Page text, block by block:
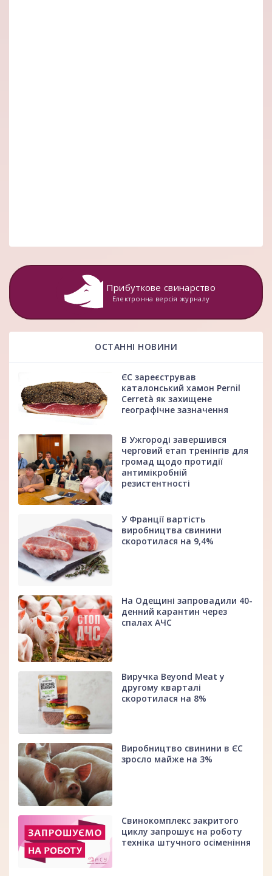
Прибуткове свинарство
Електронна версія журналу
ОСТАННІ НОВИНИ
ЄС зареєстрував
каталонський хамон Pernil
Cerretà як захищене
географічне зазначення
В Ужгороді завершився
черговий етап тренінгів для
громад щодо протидії
антимікробній
резистентності
У Франції вартість
виробництва свинини
скоротилася на 9,4%
На Одещині запровадили 40-
денний карантин через
спалах АЧС
Виручка Beyond Meat у
другому кварталі
скоротилася на 8%
Виробництво свинини в ЄС
зросло майже на 3%
Свинокомплекс закритого
циклу запрошує на роботу
техніка штучного осіменіння